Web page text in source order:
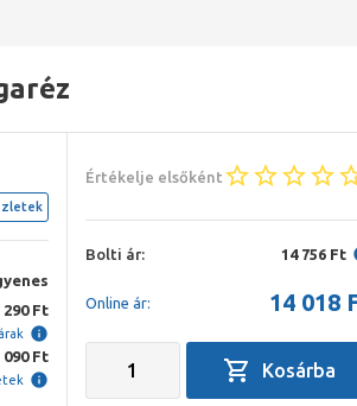
290 Ft
090 Ft
Értékelje elsőként
Bolti ár: 14 756 Ft
Online ár: 14 018